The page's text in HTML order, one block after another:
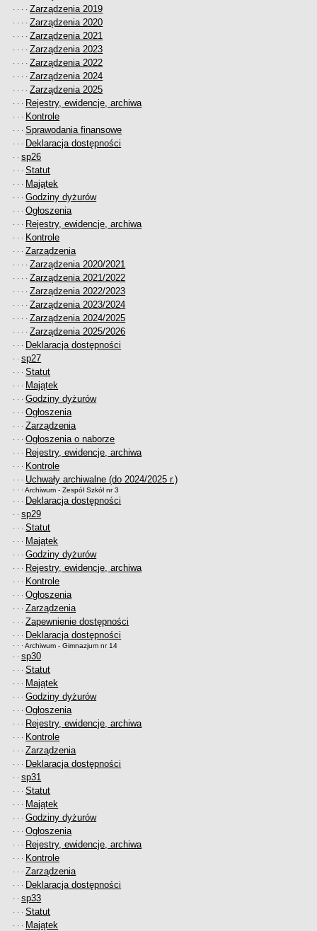
· · · ·Zarządzenia 2019
· · · ·Zarządzenia 2020
· · · ·Zarządzenia 2021
· · · ·Zarządzenia 2023
· · · ·Zarządzenia 2022
· · · ·Zarządzenia 2024
· · · ·Zarządzenia 2025
· · · Rejestry, ewidencje, archiwa
· · · Kontrole
· · ·Sprawodania finansowe
· · · Deklaracja dostępności
· ·sp26
· · ·Statut
· · · Majątek
· · ·Godziny dyżurów
· · ·Ogłoszenia
· · · Rejestry, ewidencje, archiwa
· · · Kontrole
· · ·Zarządzenia
· · · ·Zarządzenia 2020/2021
· · · ·Zarządzenia 2021/2022
· · · ·Zarządzenia 2022/2023
· · · ·Zarządzenia 2023/2024
· · · ·Zarządzenia 2024/2025
· · · ·Zarządzenia 2025/2026
· · · Deklaracja dostępności
· ·sp27
· · ·Statut
· · · Majątek
· · ·Godziny dyżurów
· · ·Ogłoszenia
· · ·Zarządzenia
· · ·Ogłoszenia o naborze
· · · Rejestry, ewidencje, archiwa
· · · Kontrole
· · · Uchwały archiwalne (do 2024/2025 r.)
· · ·Archiwum - Zespół Szkół nr 3
· · · Deklaracja dostępności
· ·sp29
· · ·Statut
· · · Majątek
· · ·Godziny dyżurów
· · · Rejestry, ewidencje, archiwa
· · · Kontrole
· · ·Ogłoszenia
· · ·Zarządzenia
· · ·Zapewnienie dostępności
· · · Deklaracja dostępności
· · ·Archiwum - Gimnazjum nr 14
· ·sp30
· · ·Statut
· · · Majątek
· · ·Godziny dyżurów
· · ·Ogłoszenia
· · · Rejestry, ewidencje, archiwa
· · · Kontrole
· · ·Zarządzenia
· · · Deklaracja dostępności
· ·sp31
· · ·Statut
· · · Majątek
· · ·Godziny dyżurów
· · ·Ogłoszenia
· · · Rejestry, ewidencje, archiwa
· · · Kontrole
· · ·Zarządzenia
· · · Deklaracja dostępności
· ·sp33
· · ·Statut
· · · Majątek